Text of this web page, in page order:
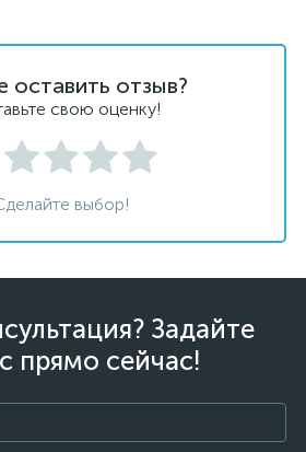
оставить отзыв?
свою оценку!
выбор!
Задайте
прямо сейчас!